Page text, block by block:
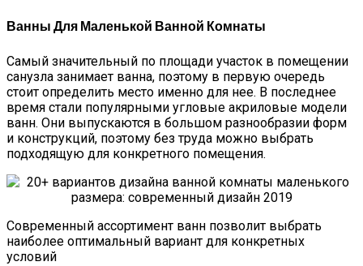
Ванны Для Маленькой Ванной Комнаты
Самый значительный по площади участок в помещении
санузла занимает ванна, поэтому в первую очередь
стоит определить место именно для нее. В последнее
время стали популярными угловые акриловые модели
ванн. Они выпускаются в большом разнообразии форм
и конструкций, поэтому без труда можно выбрать
подходящую для конкретного помещения.
Современный ассортимент ванн позволит выбрать
наиболее оптимальный вариант для конкретных
условий